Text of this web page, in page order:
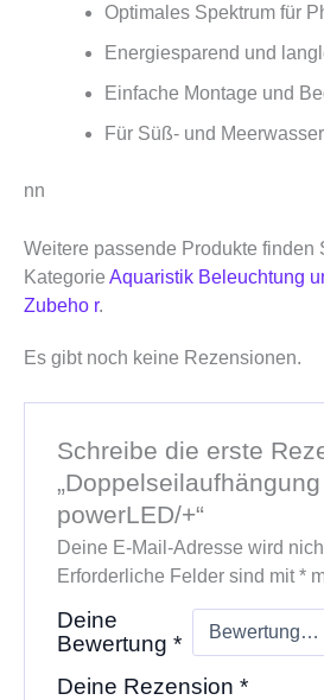
Optimales Spektrum für
Energiesparend und
Einfache Montage und
Für Süß- und
nn
Weitere passende Produkte finden
Kategorie Aquaristik Beleuchtung
Zubeho r.
Es gibt noch keine Rezensionen.
Schreibe die erste
„Doppelseilaufhängung
powerLED/+“
Deine E-Mail-Adresse wird
Erforderliche Felder sind mit*
Deine
Bewertung *
Deine Rezension *